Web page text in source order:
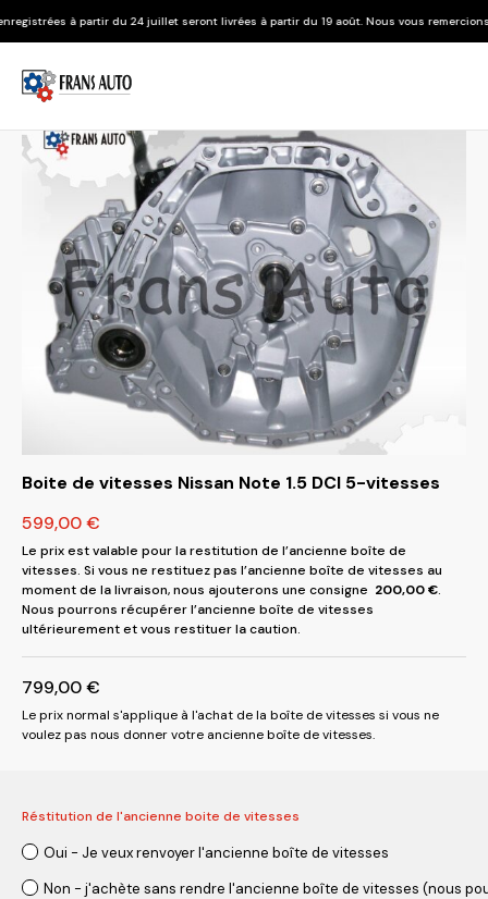
24 juillet seront livrées à partir du 19 août. Nous vous remercions de votre
Boite de vitesses Nissan Note 1.5 DCI 5-vitesses
599,00€
Le prix est valable pour la restitution de l’ancienne boîte de
vitesses. Si vous ne restituez pas l’ancienne boîte de vitesses au
moment de la livraison, nous ajouterons une consigne 200,00€.
Nous pourrons récupérer l’ancienne boîte de vitesses
ultérieurement et vous restituer la caution.
799,00€
Le prix normal s'applique à l'achat de la boîte de vitesses si vous ne
voulez pas nous donner votre ancienne boîte de vitesses.
Réstitution de l'ancienne boite de vitesses
Oui - Je veux renvoyer l'ancienne boîte de vitesses
Non - j'achète sans rendre l'ancienne boîte de vitesses (nous